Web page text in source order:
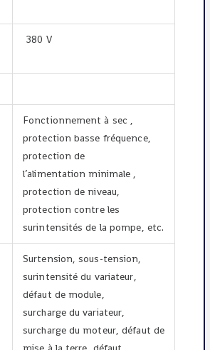
380 V
Fonctionnement à sec ,
protection basse fréquence,
protection de
l’alimentation minimale ,
protection de niveau,
protection contre les
surintensités de la pompe, etc.
Surtension, sous-tension,
surintensité du variateur,
défaut de module,
surcharge du variateur,
surcharge du moteur, défaut de